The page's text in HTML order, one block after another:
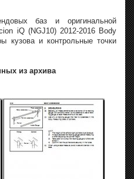
баз и оригинальной
iQ (NGJ10) 2012-2016 Body
кузова и контрольные точки
из архива